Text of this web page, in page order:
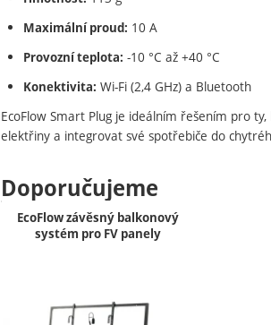
Maximální proud: 10 A
Provozní teplota: -10 °C až +40 °C
Konektivita: Wi-Fi (2,4 GHz) a Bluetooth
EcoFlow Smart Plug je ideálním řešením pro
elektřiny a integrovat své spotřebiče do
Doporučujeme
EcoFlow závěsný balkonový
systém pro FV panely